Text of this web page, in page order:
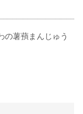
の薯蕷まんじゅう